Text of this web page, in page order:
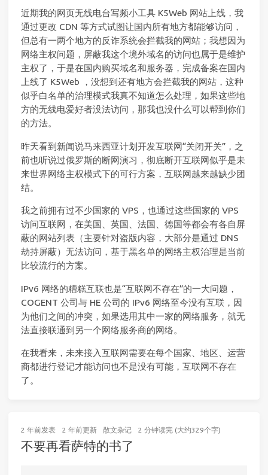
近期我的网页无线电台写频小工具 K5Web 网站上线，我
通过更改 CDN 等方式试图让国内所有地方都能够访问，
但总有一两个地方的反诈系统会拦截我的网站；我想因为
网络主权问题，屏蔽我这个境外域名的访问也属于是维护
主权了，于是在国内购买域名和服务器，完成备案在国内
上线了 K5Web ，没想到还有地方会拦截我的网站，这种
似乎白名单的治理模式我真不知道怎么处理，如果这些地
方的无线电爱好者没法访问，那我也没什么可以帮到你们
的方法。
昨天看到新闻说马来西亚计划开发互联网“关闭开关”，之
前也听说过俄罗斯的断网演习，彻底断开互联网似乎是未
来世界网络主权模式下的可行方案，互联网越来越缺少团
结。
我之前拥有过不少国家的 VPS，也通过这些国家的 VPS
访问互联网，在美国、英国、法国、德国等都会有各自屏
蔽的网站列表（主要针对盗版内容，大部分是通过 DNS
劫持屏蔽）无法访问，基于黑名单的网络主权治理是当前
比较流行的方案。
IPv6 网络的糟糕互联也是“互联网不存在”的一大问题，
COGENT 公司与 HE 公司的 IPv6 网络至今没有互联，因
为他们之间的冲突，如果选用其中一家的网络服务，就无
法直接联通到另一个网络服务商的网络。
在我看来，未来接入互联网需要在每个国家、地区、运营
商都进行登记才能访问也不是没有可能，互联网不存在
了。
2 年前发表 2 年前更新 散文杂记 2 分钟读完 (大约329个字)
不要再看萨特的书了